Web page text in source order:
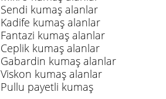
Sendi kumaş alanlar
Kadife kumaş alanlar
Fantazi kumaş alanlar
Ceplik kumaş alanlar
Gabardin kumaş alanlar
Viskon kumaş alanlar
Pullu payetli kumaş